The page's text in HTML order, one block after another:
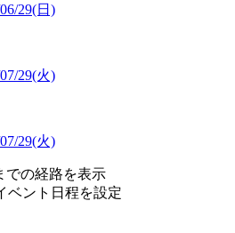
29(日)
29(火)
29(火)
での経路を表示
ベント日程を設定